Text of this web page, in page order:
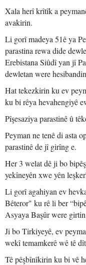
Xala herî krîtîk a
avakirin.
Li gorî madeya 51ê ya
parastina rewa dide
Erebistana Siûdî yan jî
dewletan were
Hat tekezkirin ku ev
ku bi rêya hevahengiyê
Pîşesaziya parastinê û
Peyman ne tenê di asta
parastinê de jî girîng e.
Her 3 welat dê ji bo
yekîneyên xwe yên
Li gorî agahiyan ev
Bêteror" ku rê li ber
Asyaya Başûr were
Ji bo Tirkiyeyê, ev
wekî temamkerê wê tê
Tê pêşbînîkirin ku bi vê